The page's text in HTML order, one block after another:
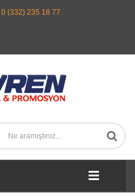
0 (332) 235 18 77